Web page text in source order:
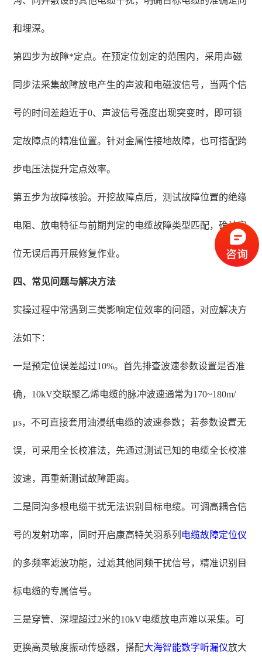
和埋深。
第四步为故障*定点。在预定位划定的范围内，采用声磁
同步法采集故障放电产生的声波和电磁波信号，当两个信
号的时间差趋近于0、声波信号强度出现突变时，即可锁
定故障点的精准位置。针对金属性接地故障，也可搭配跨
步电压法提升定点效率。
第五步为故障核验。开挖故障点后，测试故障位置的绝缘
电阻、放电特征与前期判定的电缆故障类型匹配，确认定
位无误后再开展修复作业。
四、常见问题与解决方法
实操过程中常遇到三类影响定位效率的问题，对应解决方
法如下：
一是预定位误差超过10%。首先排查波速参数设置是否准
确，10kV交联聚乙烯电缆的脉冲波速通常为170~180m/
μs，不可直接套用油浸纸电缆的波速参数；若参数设置无
误，可采用全长校准法，先通过测试已知的电缆全长校准
波速，再重新测试故障距离。
二是同沟多根电缆干扰无法识别目标电缆。可调高耦合信
号的发射功率，同时开启康高特关羽系列 电缆故障定位仪
的多频率滤波功能，过滤其他同频干扰信号，精准识别目
标电缆的专属信号。
三是穿管、深埋超过2米的10kV电缆放电声难以采集。可
更换高灵敏度振动传感器，搭配大海智能数字听漏仪放大